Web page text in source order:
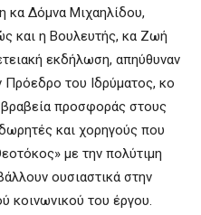
κα Δόμνα Μιχαηλίδου,
και η Βουλευτής, κα Ζωή
εκδήλωση, απηύθυναν
Πρόεδρο του Ιδρύματος, κο
προσφοράς στους
και χορηγούς που
με την πολύτιμη
ουσιαστικά στην
κοινωνικού του έργου.